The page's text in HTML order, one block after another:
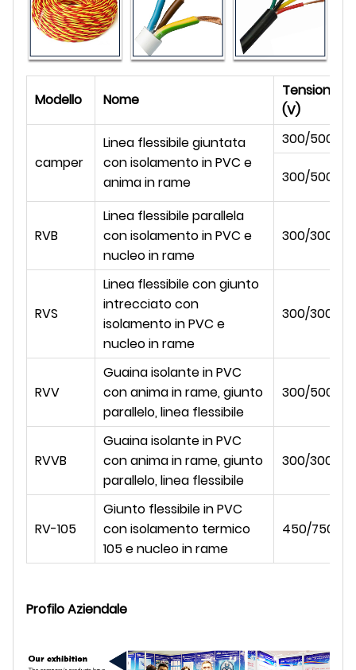
Modello Nome
Tensione
(V)
camper
Linea flessibile giuntata
con isolamento in PVC e
anima in rame
300/500
300/500
RVB
Linea flessibile parallela
con isolamento in PVC e
nucleo in rame
300/300
RVS
Linea flessibile con giunto
intrecciato con
isolamento in PVC e
nucleo in rame
300/300
RVV
Guaina isolante in PVC
con anima in rame, giunto
parallelo, linea flessibile
300/500
RVVB
Guaina isolante in PVC
con anima in rame, giunto
parallelo, linea flessibile
300/300
RV-105
Giunto flessibile in PVC
con isolamento termico
105 e nucleo in rame
450/750
Profilo Aziendale